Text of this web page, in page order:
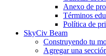
Anexo de
Términos
Política de
SkyCiv Beam
Construyendo tu
Agregar una